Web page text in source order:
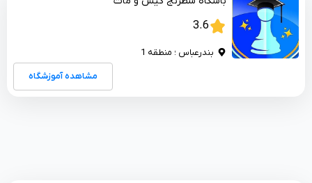
3.6
بندرعباس ؛ منطقه 1
مشاهده آموزشگاه